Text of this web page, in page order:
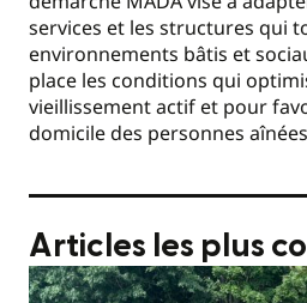
services et les structures qui
environnements bâtis et
place les conditions qui
vieillissement actif et pour
domicile des personnes
Articles les plus